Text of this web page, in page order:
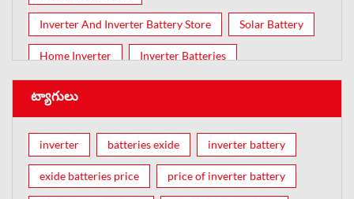
Inverter And Inverter Battery Store Solar Battery
Home Inverter Inverter Batteries
ట్యాగులు
inverter batteries exide inverter battery
exide batteries price price of inverter battery